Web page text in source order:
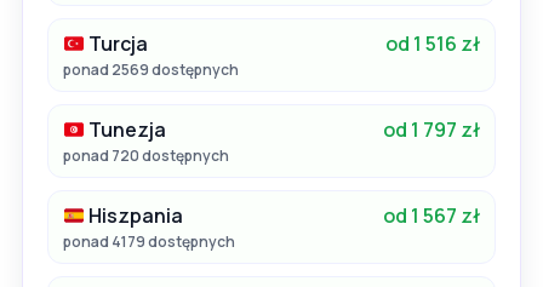
Turcja od 1 516 zł
ponad 2569 dostępnych
Tunezja od 1 797 zł
ponad 720 dostępnych
Hiszpania od 1 567 zł
ponad 4179 dostępnych